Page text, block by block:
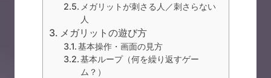
メガリットが刺さる人／刺さらない
人
メガリットの遊び方
基本操作・画面の見方
基本ループ（何を繰り返すゲー
ム？）